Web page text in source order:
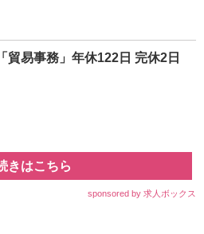
貿易事務」年休122日 完休2日
きはこちら
sponsored by 求人ボックス